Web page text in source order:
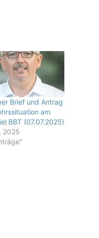
Brief und Antrag
am
BBT (07.07.2025)
2025